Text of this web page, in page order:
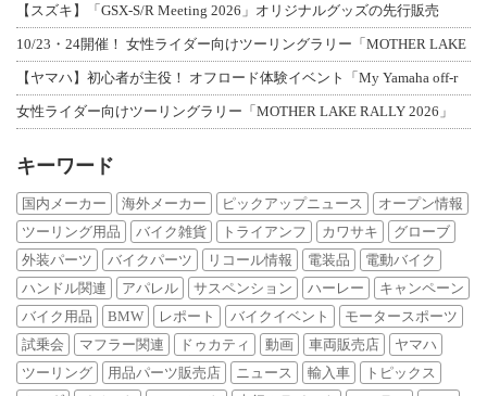
【スズキ】「GSX-S/R Meeting 2026」オリジナルグッズの先行販売
10/23・24開催！ 女性ライダー向けツーリングラリー「MOTHER LAKE
【ヤマハ】初心者が主役！ オフロード体験イベント「My Yamaha off-r
女性ライダー向けツーリングラリー「MOTHER LAKE RALLY 2026」
キーワード
国内メーカー 海外メーカー ピックアップニュース
オープン情報
ツーリング用品
バイク雑貨 トライアンフ カワサキ
グローブ
外装パーツ
バイクパーツ リコール情報 電装品
電動バイク
ハンドル関連
アパレル サスペンション ハーレー
キャンペーン
バイク用品
BMW レポート バイクイベント
モータースポーツ
試乗会
マフラー関連 ドゥカティ 動画 車両販売店
ヤマハ
ツーリング
用品パーツ販売店 ニュース 輸入車
トピックス